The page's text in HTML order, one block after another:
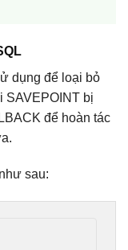
dụng để loại bỏ
SAVEPOINT bị
để hoàn tác
sau: